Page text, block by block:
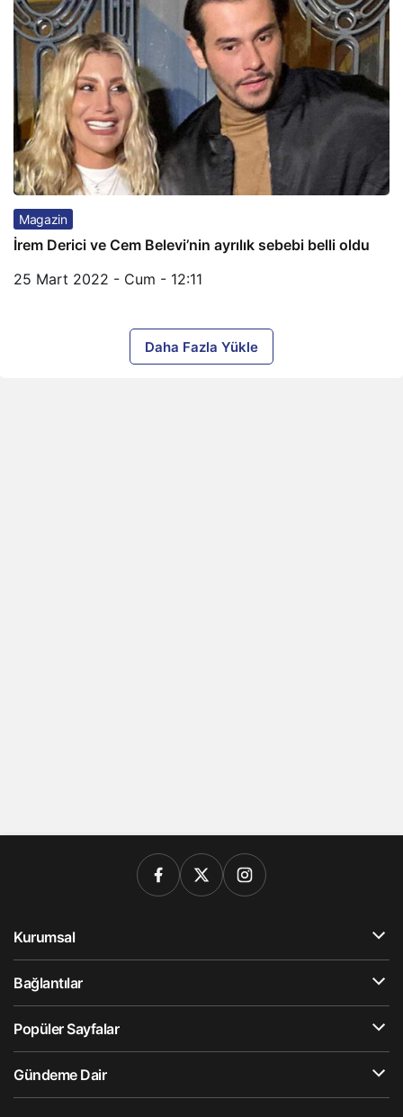
Magazin
İrem Derici ve Cem Belevi’nin ayrılık sebebi belli oldu
25 Mart 2022 - Cum - 12:11
Daha Fazla Yükle
Kurumsal
Bağlantılar
Popüler Sayfalar
Gündeme Dair